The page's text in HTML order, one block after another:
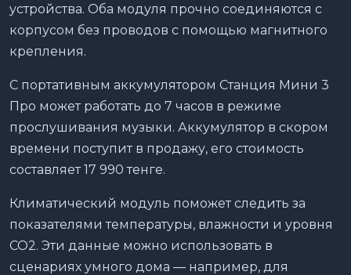
устройства. Оба модуля прочно соединяются с
корпусом без проводов с помощью магнитного
крепления.
С портативным аккумулятором Станция Мини 3
Про может работать до 7 часов в режиме
прослушивания музыки. Аккумулятор в скором
времени поступит в продажу, его стоимость
составляет 17 990 тенге.
Климатический модуль поможет следить за
показателями температуры, влажности и уровня
CO2. Эти данные можно использовать в
сценариях умного дома — например, для